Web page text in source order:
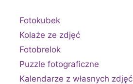
Fotokubek
Kolaże ze zdjęć
Fotobrelok
Puzzle fotograficzne
Kalendarze z własnych zdjęć